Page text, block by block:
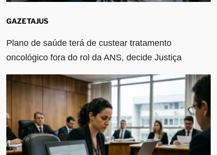
GAZETAJUS
Plano de saúde terá de custear tratamento
oncológico fora do rol da ANS, decide Justiça